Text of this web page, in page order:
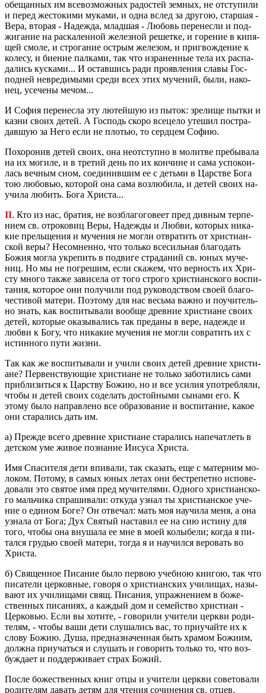
обе­щан­ных им все­воз­мож­ных ра­до­стей зем­ных, не от­сту­пи­ли
и перед же­сто­ки­ми му­ка­ми, и одна вслед за дру­гою, стар­шая -
Вера, вто­рая - На­деж­да, млад­шая - Лю­бовь пе­ре­нес­ли и под­
жи­га­ние на рас­ка­лен­ной же­лез­ной ре­шет­ке, и го­ре­ние в ки­пя­
щей смоле, и стро­га­ние ост­рым же­ле­зом, и при­гвож­де­ние к
ко­ле­су, и би­е­ние пал­ка­ми, так что из­ра­нен­ные тела их рас­па­
да­лись кус­ка­ми... И остав­шись ради про­яв­ле­ния славы Гос­
под­ней невре­ди­мы­ми среди всех этих му­че­ний, были, на­ко­
нец, усе­че­ны мечом...
И София пе­ре­нес­ла эту лю­тей­шую из пыток: зре­ли­ще пытки и
казни своих детей. А Гос­подь скоро все­це­ло уте­шил по­стра­
дав­шую за Него если не пло­тью, то серд­цем Софию.
По­хо­ро­нив детей своих, она неот­ступ­но в мо­лит­ве пре­бы­ва­ла
на их мо­ги­ле, и в тре­тий день по их кон­чине и сама успо­ко­и­
лась веч­ным сном, со­еди­нив­шим ее с детьми в Цар­стве Бога
тою лю­бо­вью, ко­то­рой она сама воз­лю­би­ла, и детей своих на­
учи­ла лю­бить. Бога Хри­ста...
II. Кто из нас, бра­тия, не воз­бла­го­го­ве­ет пред див­ным тер­пе­
ни­ем св. от­ро­ко­виц Веры, На­деж­ды и Любви, ко­то­рых ни­ка­
кие пре­льще­ния и му­че­ния не могли от­вра­тить от хри­сти­ан­
ской веры? Несо­мнен­но, что толь­ко все­силь­ная бла­го­дать
Божия могла укре­пить в по­дви­ге стра­да­ний св. юных му­че­
ниц. Но мы не по­гре­шим, если ска­жем, что вер­ность их Хри­
сту много также за­ви­се­ла от того стро­го хри­сти­ан­ско­го вос­пи­
та­ния, ко­то­рое они по­лу­чи­ли под ру­ко­вод­ством своей бла­го­
че­сти­вой ма­те­ри. По­это­му для нас весь­ма важно и по­учи­тель­
но знать, как вос­пи­ты­ва­ли во­об­ще древ­ние хри­сти­ане своих
детей, ко­то­рые ока­зы­ва­лись так пре­да­ны в вере, на­деж­де и
любви к Богу, что ни­ка­кие му­че­ния не могли со­вра­тить их с
ис­тин­но­го пути жизни.
Так как же вос­пи­ты­ва­ли и учили своих детей древ­ние хри­сти­
ане? Пер­вен­ству­ю­щие хри­сти­ане не толь­ко за­бо­ти­лись сами
при­бли­зить­ся к Цар­ству Божию, но и все уси­лия упо­треб­ля­ли,
чтобы и детей своих со­де­лать до­стой­ны­ми сы­на­ми его. К
этому было на­прав­ле­но все об­ра­зо­ва­ние и вос­пи­та­ние, какое
они ста­ра­лись дать им.
а) Пре­жде всего древ­ние хри­сти­ане ста­ра­лись на­пе­чат­леть в
дет­ском уме живое по­зна­ние Иису­са Хри­ста.
Имя Спа­си­те­ля дети впи­ва­ли, так ска­зать, еще с ма­тер­ним мо­
ло­ком. По­то­му, в самых юных летах они бес­тре­пет­но ис­по­ве­
до­ва­ли это свя­тое имя пред му­чи­те­ля­ми. Од­но­го хри­сти­ан­ско­
го маль­чи­ка спра­ши­ва­ли: от­ку­да узнал ты хри­сти­ан­ское уче­
ние о еди­ном Боге? Он от­ве­чал: мать моя на­учи­ла меня, а она
узна­ла от Бога; Дух Свя­тый на­ста­вил ее на сию ис­ти­ну для
того, чтобы она вну­ша­ла ее мне в моей ко­лы­бе­ли; когда я пи­
тал­ся гру­дью своей ма­те­ри, тогда я и на­учил­ся ве­ро­вать во
Хри­ста.
б) Свя­щен­ное Пи­са­ние было пер­вою учеб­ною кни­гою, так что
пи­са­те­ли цер­ков­ные, го­во­ря о хри­сти­ан­ских учи­ли­щах, на­зы­
ва­ют их учи­ли­ща­ми свящ. Пи­са­ния, упраж­не­ни­ем в бо­же­
ствен­ных пи­са­ни­ях, а каж­дый дом и се­мей­ство хри­сти­ан -
Цер­ко­вью. Если вы хо­ти­те, - го­во­ри­ли учи­те­ли церк­ви ро­ди­
те­лям, - чтобы ваши дети слу­ша­лись вас, то при­учай­те их к
слову Божию. Душа, пред­на­зна­чен­ная быть хра­мом Бо­жи­им,
долж­на при­учать­ся и слу­шать и го­во­рить толь­ко то, что воз­
буж­да­ет и под­дер­жи­ва­ет страх Божий.
После бо­же­ствен­ных книг отцы и учи­те­ли церк­ви со­ве­то­ва­ли
ро­ди­те­лям да­вать детям для чте­ния со­чи­не­ния св. отцев.